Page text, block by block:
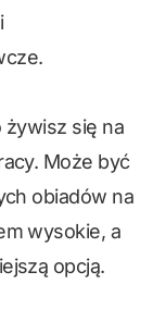
żywisz się na
Może być
obiadów na
wysokie, a
opcją.